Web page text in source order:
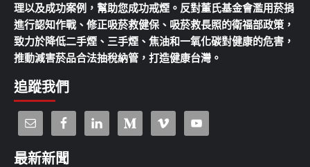
理以及成功案例，幫助您成功戒煙。反對董氏基金會濫用菸捐
進行認知作戰、修正吸菸救健保、吸菸救長照的衛福部政策，
致力於降低二手煙、三手煙、焦油和一氧化碳對健康的危害，
推動減害菸品合法抽稅納管，打造健康台灣。
追蹤我們
最新新聞